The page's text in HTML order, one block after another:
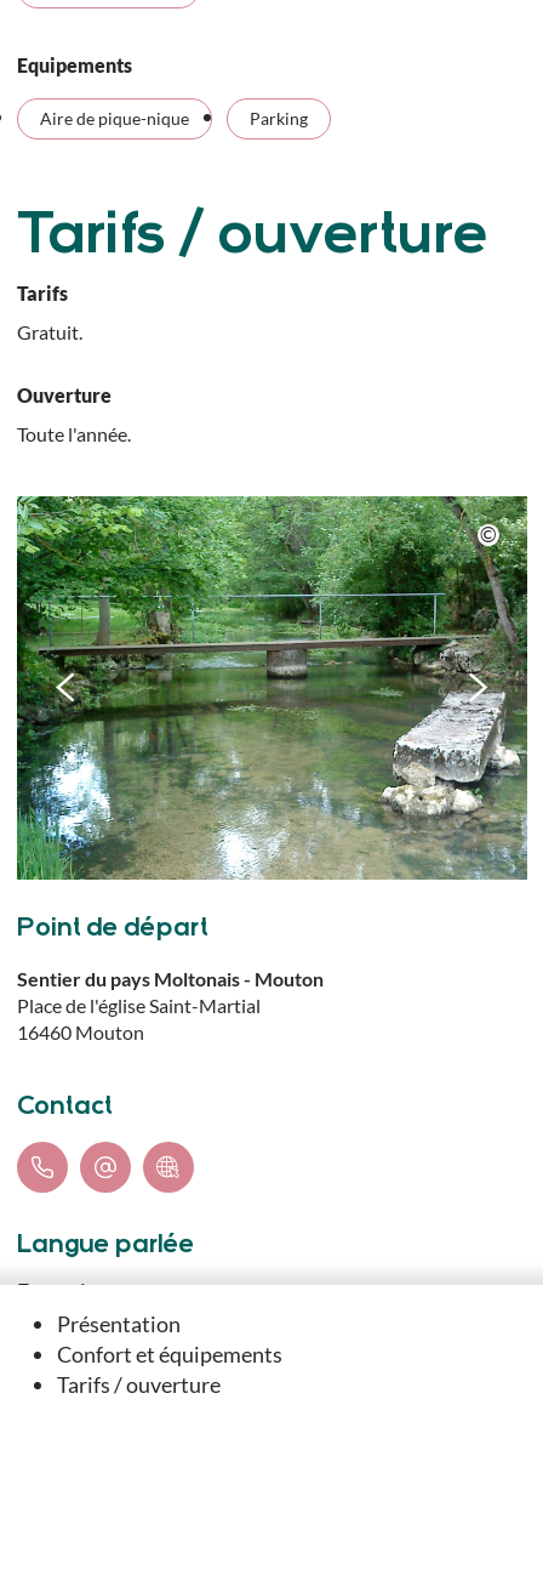
Equipements
Aire de pique-nique Parking
Tarifs / ouverture
Tarifs
Gratuit.
Ouverture
Toute l'année.
Présentation
Confort et équipements
Tarifs / ouverture
Point de départ
Sentier du pays Moltonais - Mouton
Place de l'église Saint-Martial
16460 Mouton
Contact
Langue parlée
Français
Téléchargements